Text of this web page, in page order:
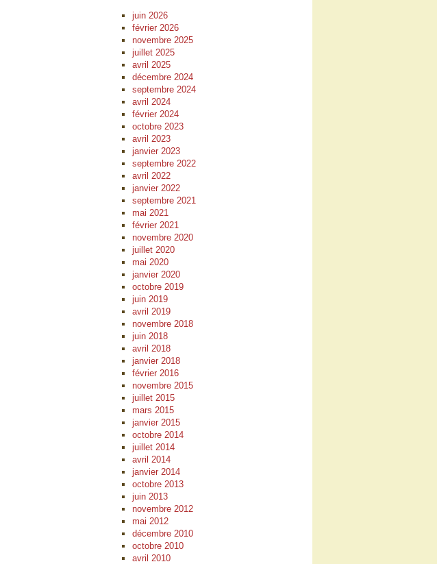
juin 2026
février 2026
novembre 2025
juillet 2025
avril 2025
décembre 2024
septembre 2024
avril 2024
février 2024
octobre 2023
avril 2023
janvier 2023
septembre 2022
avril 2022
janvier 2022
septembre 2021
mai 2021
février 2021
novembre 2020
juillet 2020
mai 2020
janvier 2020
octobre 2019
juin 2019
avril 2019
novembre 2018
juin 2018
avril 2018
janvier 2018
février 2016
novembre 2015
juillet 2015
mars 2015
janvier 2015
octobre 2014
juillet 2014
avril 2014
janvier 2014
octobre 2013
juin 2013
novembre 2012
mai 2012
décembre 2010
octobre 2010
avril 2010